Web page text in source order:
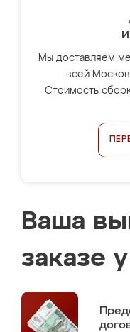
Мы доставляем
всей
Стоимость
Ваша
заказе